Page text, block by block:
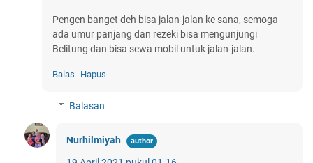
Pengen banget deh bisa jalan-jalan ke sana, semoga
ada umur panjang dan rezeki bisa mengunjungi
Belitung dan bisa sewa mobil untuk jalan-jalan.
Balas Hapus
Balasan
Nurhilmiyah